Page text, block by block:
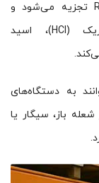
در دماهای بالاتر از 250 درجه سانتیگراد، R22 تجزیه می‌شود و
محصولات خطرناکی نظیر اسید هیدروکلریک (HCl)، اسید
به دستگاه‌های
باز، سیگار یا